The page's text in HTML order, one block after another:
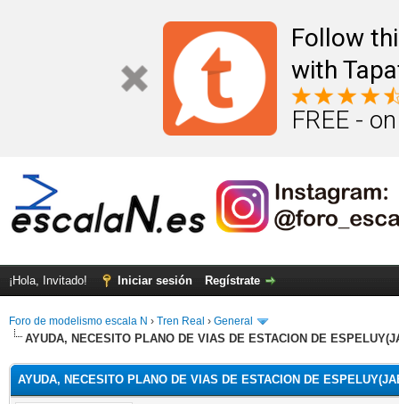
Follow
with
FREE -
¡Hola, Invitado! Iniciar sesión Regístrate
Foro de modelismo escala N › Tren Real › General
AYUDA, NECESITO PLANO DE VIAS DE ESTACION DE
AYUDA, NECESITO PLANO DE VIAS DE ESTACION DE